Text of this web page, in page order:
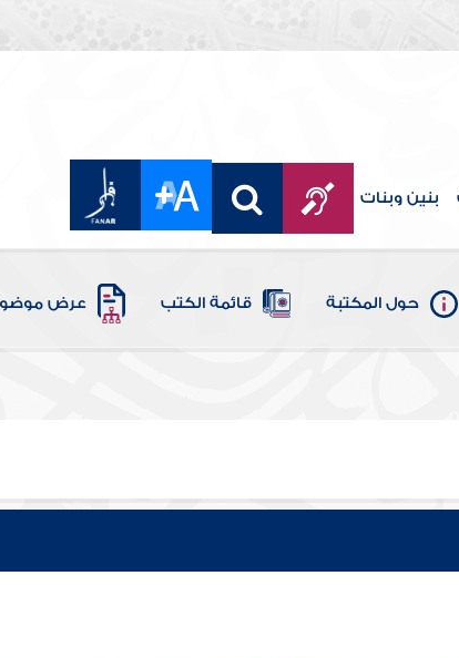
بنين وبنات
حول المكتبة قائمة الكتب عرض